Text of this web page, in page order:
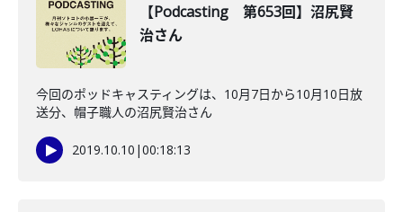
【Podcasting 第653回】沼尻賢
治さん
今回のポッドキャスティングは、10月7日から10月10日放
送分、帽子職人の沼尻賢治さん
2019.10.10 |00:18:13